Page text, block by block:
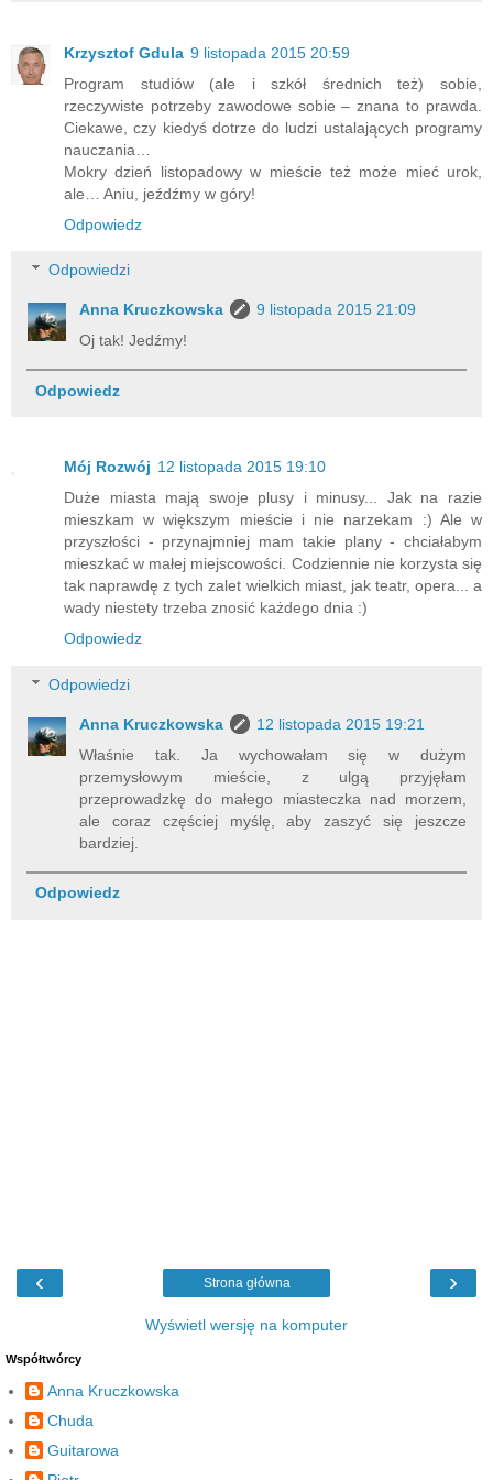
Krzysztof Gdula 9 listopada 2015 20:59
Program studiów (ale i szkół średnich też) sobie,
rzeczywiste potrzeby zawodowe sobie – znana to prawda.
Ciekawe, czy kiedyś dotrze do ludzi ustalających programy
nauczania…
Mokry dzień listopadowy w mieście też może mieć urok,
ale… Aniu, jeźdźmy w góry!
Odpowiedz
Odpowiedzi
Anna Kruczkowska
9 listopada 2015 21:09
Oj tak! Jedźmy!
Odpowiedz
Mój Rozwój 12 listopada 2015 19:10
Duże miasta mają swoje plusy i minusy... Jak na razie
mieszkam w większym mieście i nie narzekam :) Ale w
przyszłości - przynajmniej mam takie plany - chciałabym
mieszkać w małej miejscowości. Codziennie nie korzysta się
tak naprawdę z tych zalet wielkich miast, jak teatr, opera... a
wady niestety trzeba znosić każdego dnia :)
Odpowiedz
Odpowiedzi
Anna Kruczkowska
12 listopada 2015 19:21
Właśnie tak. Ja wychowałam się w dużym
przemysłowym mieście, z ulgą przyjęłam
przeprowadzkę do małego miasteczka nad morzem,
ale coraz częściej myślę, aby zaszyć się jeszcze
bardziej.
Odpowiedz
‹ ›
Strona główna
Wyświetl wersję na komputer
Współtwórcy
Anna Kruczkowska
Chuda
Guitarowa